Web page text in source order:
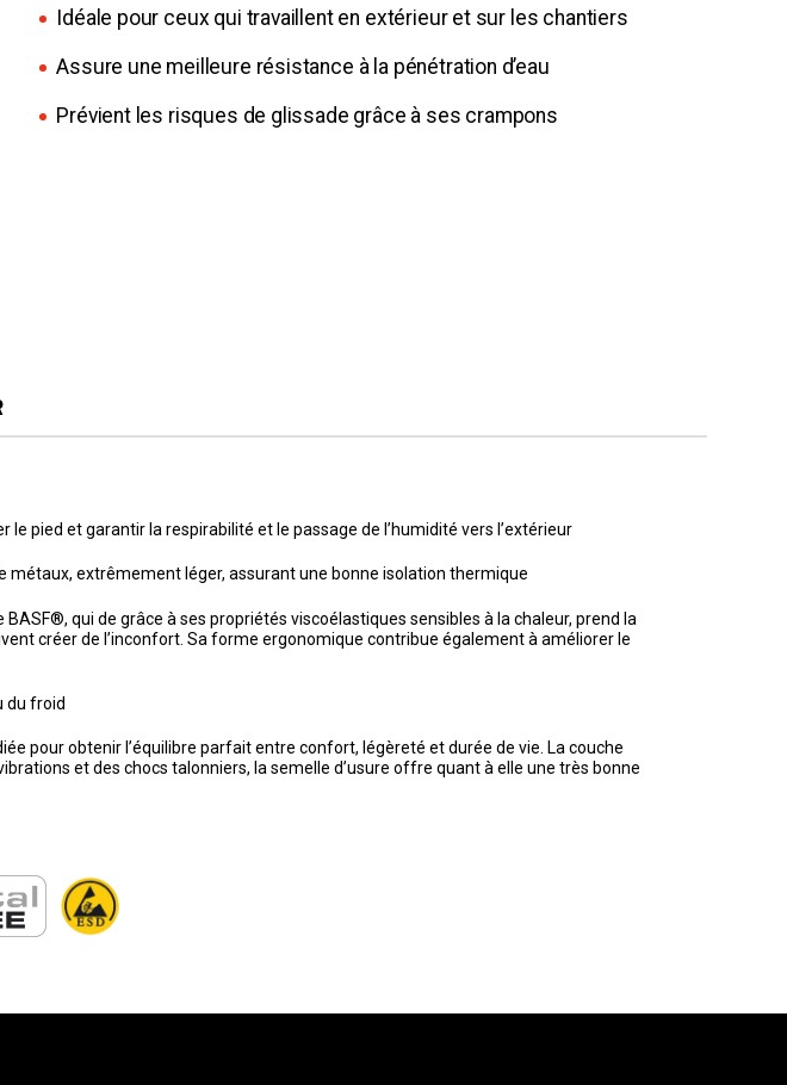
Idéale pour ceux qui travaillent en extérieur et sur les chantiers
Assure une meilleure résistance à la pénétration d’eau
Prévient les risques de glissade grâce à ses crampons
pied et garantir la respirabilité et le passage de l’humidité vers l’extérieur
extrêmement léger, assurant une bonne isolation thermique
qui de grâce à ses propriétés viscoélastiques sensibles à la chaleur, prend la
créer de l’inconfort. Sa forme ergonomique contribue également à améliorer le
du froid
pour obtenir l’équilibre parfait entre confort, légèreté et durée de vie. La couche
et des chocs talonniers, la semelle d’usure offre quant à elle une très bonne